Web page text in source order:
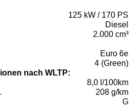
125 kW / 170 PS
Diesel
2.000 cm³
Euro 6e
4 (Green)
nach WLTP:
8,0 l/100km
208 g/km
G